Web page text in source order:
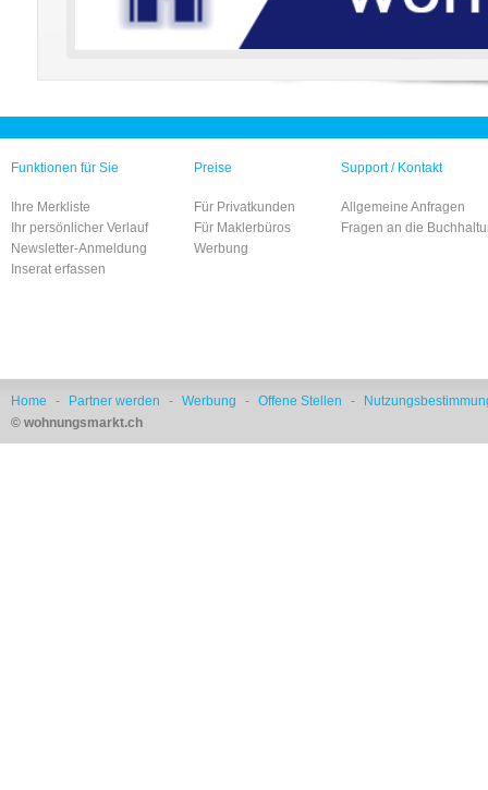
Funktionen für Sie
Ihre Merkliste
Ihr persönlicher Verlauf
Newsletter-Anmeldung
Inserat erfassen
Preise
Für Privatkunden
Für Maklerbüros
Werbung
Support / Kontakt
Allgemeine Anfragen
Fragen an die
Home - Partner werden - Werbung - Offene Stellen -
© wohnungsmarkt.ch